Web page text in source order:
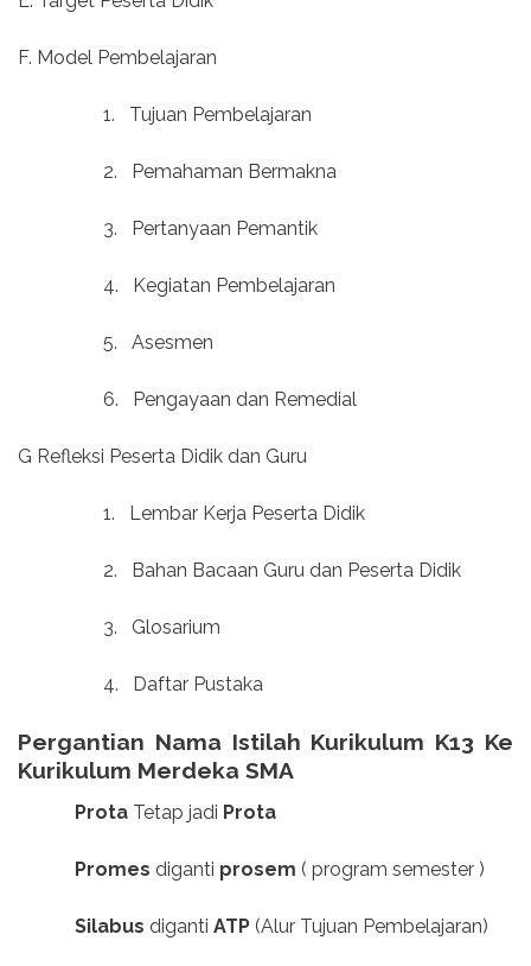
F. Model Pembelajaran
1. Tujuan Pembelajaran
2. Pemahaman Bermakna
3. Pertanyaan Pemantik
4. Kegiatan Pembelajaran
5. Asesmen
6. Pengayaan dan Remedial
G Refleksi Peserta Didik dan Guru
1. Lembar Kerja Peserta Didik
2. Bahan Bacaan Guru dan Peserta Didik
3. Glosarium
4. Daftar Pustaka
Pergantian Nama Istilah Kurikulum K13 Ke
Kurikulum Merdeka SMA
Prota Tetap jadi Prota
Promes diganti prosem ( program semester )
Silabus diganti ATP (Alur Tujuan Pembelajaran)